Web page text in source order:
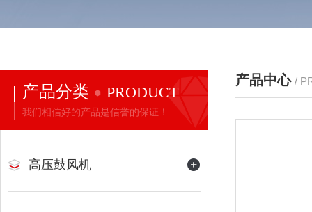
产品分类 PRODUCT
我们相信好的产品是信誉的保证！
高压鼓风机
产品中心 /